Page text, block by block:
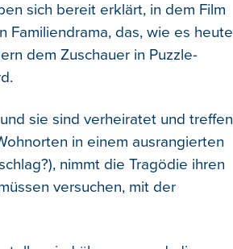
sich bereit erklärt, in dem Film
Familiendrama, das, wie es heute
dem Zuschauer in Puzzle-
sie sind verheiratet und treffen
in einem ausrangierten
nimmt die Tragödie ihren
versuchen, mit der